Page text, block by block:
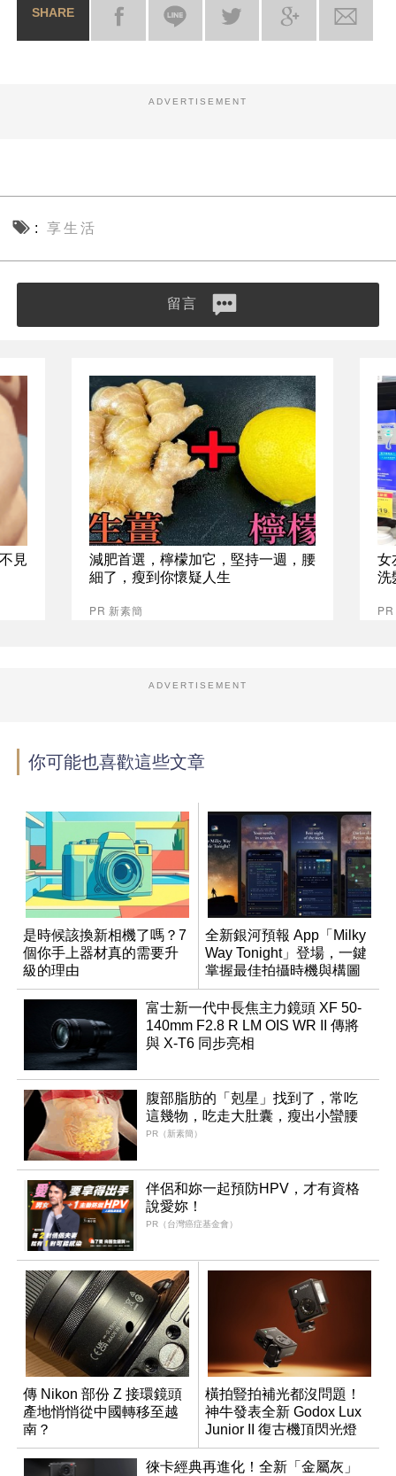
SHARE
ADVERTISEMENT
享生活
留言
見
減肥首選，檸檬加它，堅持一週，腰
細了，瘦到你懷疑人生
PR 新素簡
女
洗
ADVERTISEMENT
你可能也喜歡這些文章
是時候該換新相機了嗎？7
個你手上器材真的需要升
級的理由
全新銀河預報 App「Milky
Way Tonight」登場，一鍵
掌握最佳拍攝時機與構圖
富士新一代中長焦主力鏡頭 XF 50-
140mm F2.8 R LM OIS WR II 傳將
與 X-T6 同步亮相
腹部脂肪的「剋星」找到了，常吃
這幾物，吃走大肚囊，瘦出小蠻腰
PR（新素簡）
伴侶和妳一起預防HPV，才有資格
說愛妳！
PR（台灣癌症基金會）
傳 Nikon 部份 Z 接環鏡頭
產地悄悄從中國轉移至越
南？
橫拍豎拍補光都沒問題！
神牛發表全新 Godox Lux
Junior II 復古機頂閃光燈
徠卡經典再進化！全新「金屬灰」